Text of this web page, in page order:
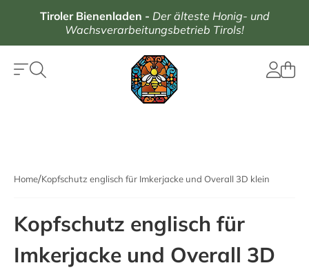
Tiroler Bienenladen - Der älteste Honig- und
Wachsverarbeitungsbetrieb Tirols!
Home Kopfschutz englisch für Imkerjacke und Overall 3D klein
Kopfschutz englisch für
Imkerjacke und Overall 3D